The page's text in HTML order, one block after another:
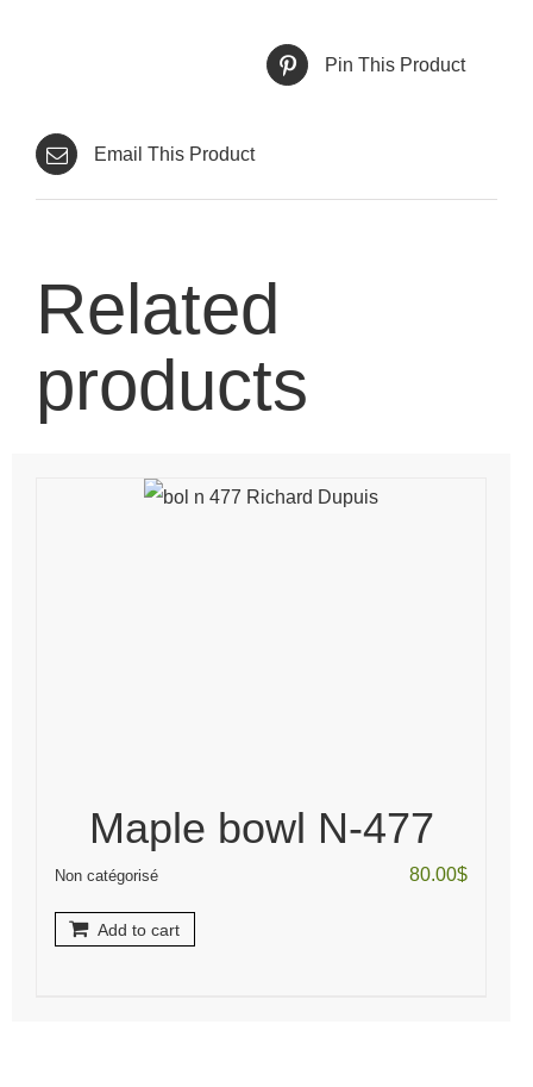
Pin This Product
Email This Product
Related
products
Maple bowl N-477
Non catégorisé 80.00$
Add to cart